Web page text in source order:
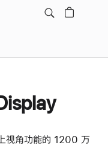
视角功能的 1200 万